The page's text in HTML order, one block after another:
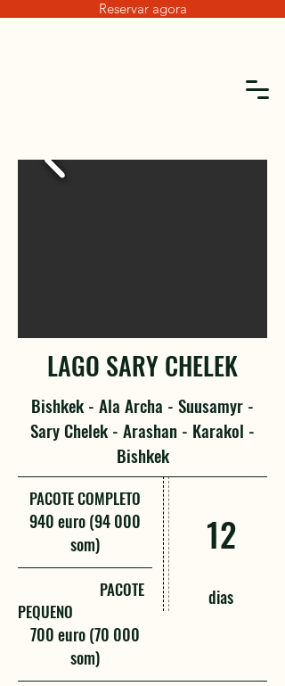
Reservar agora
LAGO SARY CHELEK
Bishkek - Ala Archa - Suusamyr -
Sary Chelek - Arashan - Karakol -
Bishkek
PACOTE COMPLETO
PACOTE
PEQUENO
940 euro (94 000
som)
700 euro (70 000
som)
12
dias